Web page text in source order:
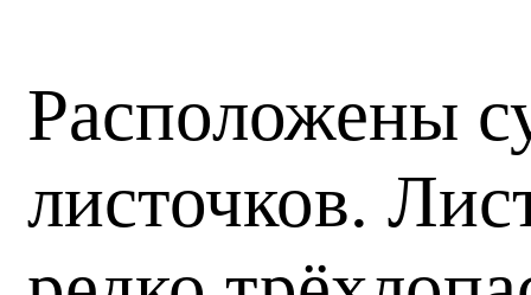
Расположены
листочков.